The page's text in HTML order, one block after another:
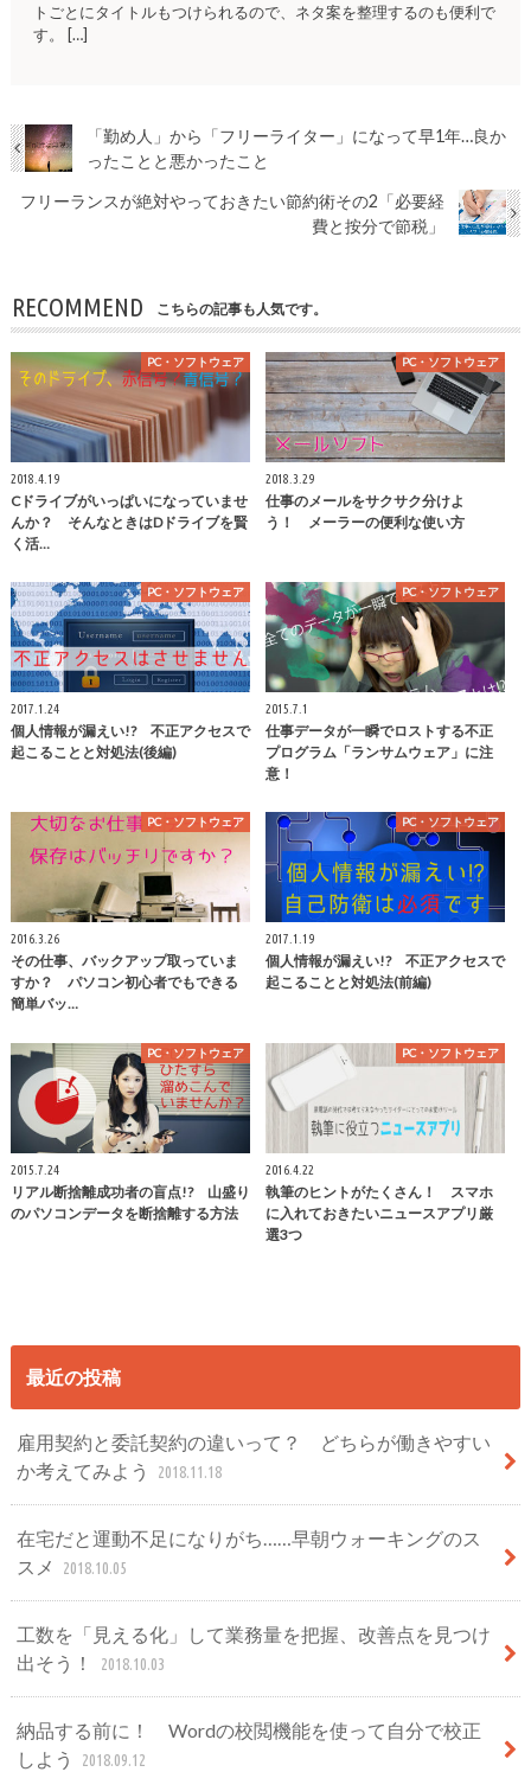
トごとにタイトルもつけられるので、ネタ案を整理するのも便利で
す。 […]
「勤め人」から「フリーライター」になって早1年…良か
ったことと悪かったこと
フリーランスが絶対やっておきたい節約術その2「必要経
費と按分で節税」
RECOMMEND こちらの記事も人気です。
PC・ソフトウェア
2018.4.19
Cドライブがいっぱいになっていませ
んか？ そんなときはDドライブを賢
く活…
PC・ソフトウェア
2018.3.29
仕事のメールをサクサク分けよ
う！ メーラーの便利な使い方
PC・ソフトウェア
2017.1.24
個人情報が漏えい!? 不正アクセスで
起こることと対処法(後編)
PC・ソフトウェア
2015.7.1
仕事データが一瞬でロストする不正
プログラム「ランサムウェア」に注
意！
PC・ソフトウェア
2016.3.26
その仕事、バックアップ取っていま
すか？ パソコン初心者でもできる
簡単バッ…
PC・ソフトウェア
2017.1.19
個人情報が漏えい!? 不正アクセスで
起こることと対処法(前編)
PC・ソフトウェア
2015.7.24
リアル断捨離成功者の盲点!? 山盛り
のパソコンデータを断捨離する方法
PC・ソフトウェア
2016.4.22
執筆のヒントがたくさん！ スマホ
に入れておきたいニュースアプリ厳
選3つ
最近の投稿
雇用契約と委託契約の違いって？ どちらが働きやすい
か考えてみよう
2018.11.18
在宅だと運動不足になりがち……早朝ウォーキングのス
スメ
2018.10.05
工数を「見える化」して業務量を把握、改善点を見つけ
出そう！
2018.10.03
納品する前に！ Wordの校閲機能を使って自分で校正
しよう
2018.09.12